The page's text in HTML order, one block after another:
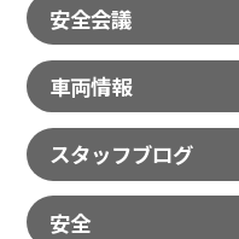
安全会議
車両情報
スタッフブログ
安全